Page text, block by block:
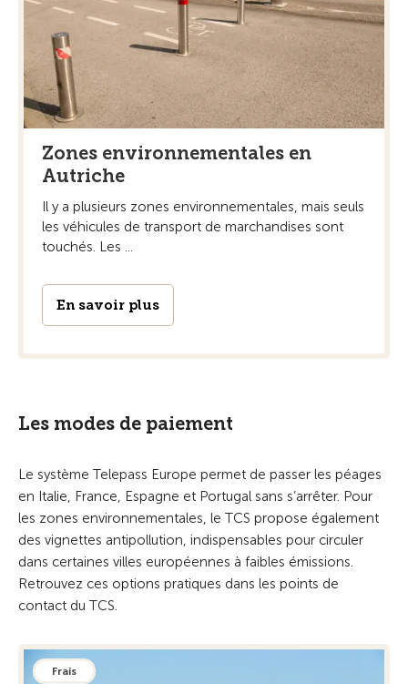
Zones environnementales en
Autriche
Il y a plusieurs zones environnementales, mais seuls
les véhicules de transport de marchandises sont
touchés. Les ...
En savoir plus
Les modes de paiement
Le système Telepass Europe permet de passer les péages
en Italie, France, Espagne et Portugal sans s’arrêter. Pour
les zones environnementales, le TCS propose également
des vignettes antipollution, indispensables pour circuler
dans certaines villes européennes à faibles émissions.
Retrouvez ces options pratiques dans les points de
contact du TCS.
Frais